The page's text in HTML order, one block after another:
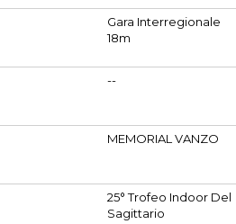
Gara Interregionale
18m
--
MEMORIAL VANZO
25° Trofeo Indoor Del
Sagittario